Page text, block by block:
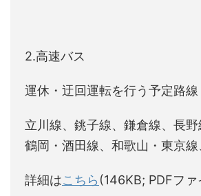
2.高速バス
運休・迂回運転を行う予定路線
立川線、銚子線、鎌倉線、長野
鶴岡・酒田線、和歌山・東京線
詳細はこちら (146KB; PDFファ